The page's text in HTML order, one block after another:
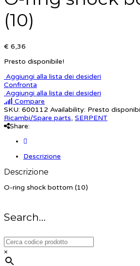
(10)
€ 6,36
Presto disponibile!
Aggiungi alla lista dei desideri
Confronta
Aggiungi alla lista dei desideri
Compare
SKU: 600112 Availability: Presto
Ricambi/Spare parts, SERPENT
Share:
Descrizione
Descrizione
O-ring shock bottom (10)
Search…
×